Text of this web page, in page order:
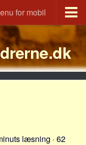
for mobil
læsning · 62